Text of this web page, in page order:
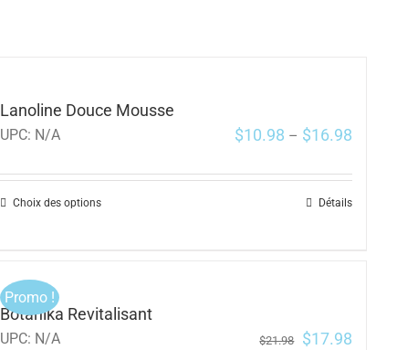
Lanoline Douce Mousse
UPC: N/A $10.98 – $16.98
Choix des options Détails
Promo !
Botanika Revitalisant
UPC: N/A $21.98 $17.98